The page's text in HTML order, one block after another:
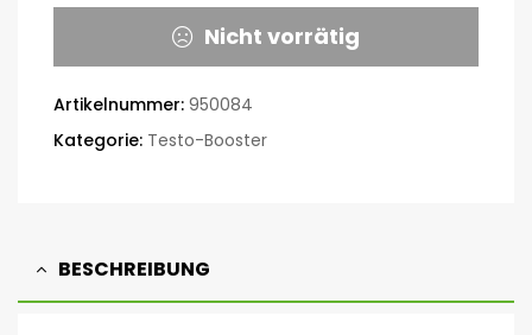
Nicht vorrätig
Artikelnummer: 950084
Kategorie: Testo-Booster
BESCHREIBUNG